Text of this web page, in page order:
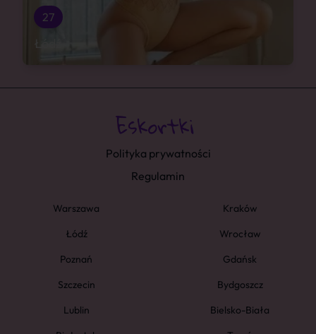
27
Polityka prywatności
Regulamin
Warszawa
Kraków
Łódź
Wrocław
Poznań
Gdańsk
Szczecin
Bydgoszcz
Lublin
Bielsko-Biała